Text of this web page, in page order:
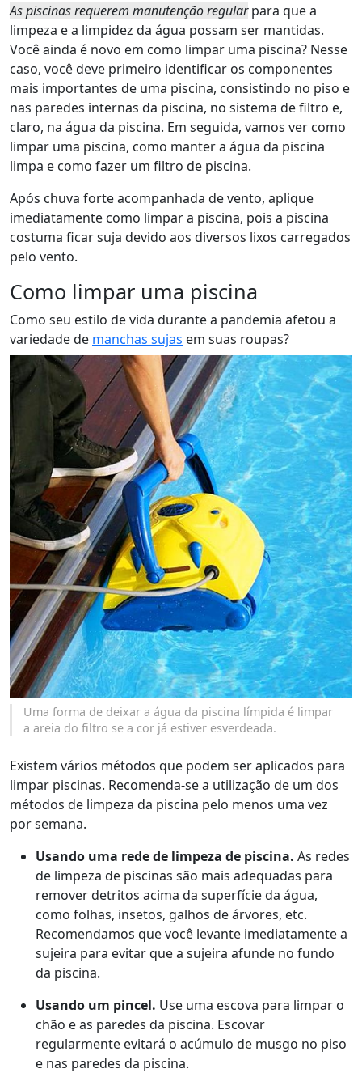
As piscinas requerem manutenção regularpara que a
limpeza e a limpidez da água possam ser mantidas.
Você ainda é novo em como limpar uma piscina? Nesse
caso, você deve primeiro identificar os componentes
mais importantes de uma piscina, consistindo no piso e
nas paredes internas da piscina, no sistema de filtro e,
claro, na água da piscina. Em seguida, vamos ver como
limpar uma piscina, como manter a água da piscina
limpa e como fazer um filtro de piscina.
Após chuva forte acompanhada de vento, aplique
imediatamente como limpar a piscina, pois a piscina
costuma ficar suja devido aos diversos lixos carregados
pelo vento.
Como limpar uma piscina
Como seu estilo de vida durante a pandemia afetou a
variedade de manchas sujas em suas roupas?
Uma forma de deixar a água da piscina límpida é limpar
a areia do filtro se a cor já estiver esverdeada.
Existem vários métodos que podem ser aplicados para
limpar piscinas. Recomenda-se a utilização de um dos
métodos de limpeza da piscina pelo menos uma vez
por semana.
Usando uma rede de limpeza de piscina. As redes
de limpeza de piscinas são mais adequadas para
remover detritos acima da superfície da água,
como folhas, insetos, galhos de árvores, etc.
Recomendamos que você levante imediatamente a
sujeira para evitar que a sujeira afunde no fundo
da piscina.
Usando um pincel. Use uma escova para limpar o
chão e as paredes da piscina. Escovar
regularmente evitará o acúmulo de musgo no piso
e nas paredes da piscina.